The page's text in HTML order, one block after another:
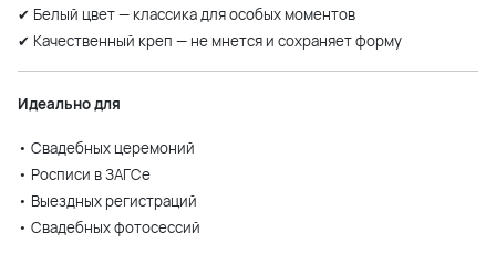
✔ Белый цвет — классика для особых моментов
✔ Качественный креп — не мнется и сохраняет форму
Идеально для
• Свадебных церемоний
• Росписи в ЗАГСе
• Выездных регистраций
• Свадебных фотосессий